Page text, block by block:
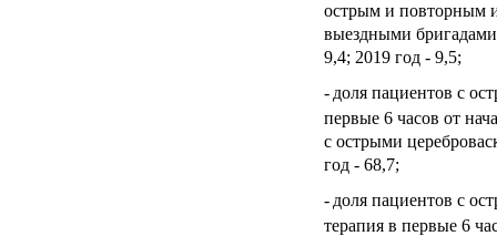
острым и повторным
выездными
9,4; 2019 год - 9,5;
- доля пациентов с
первые 6 часов от
с острыми
год - 68,7;
- доля пациентов с
терапия в первые 6